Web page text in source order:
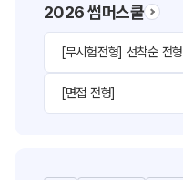
2026 썸머스쿨
[무시험전형] 선착순 전형
[면접 전형]